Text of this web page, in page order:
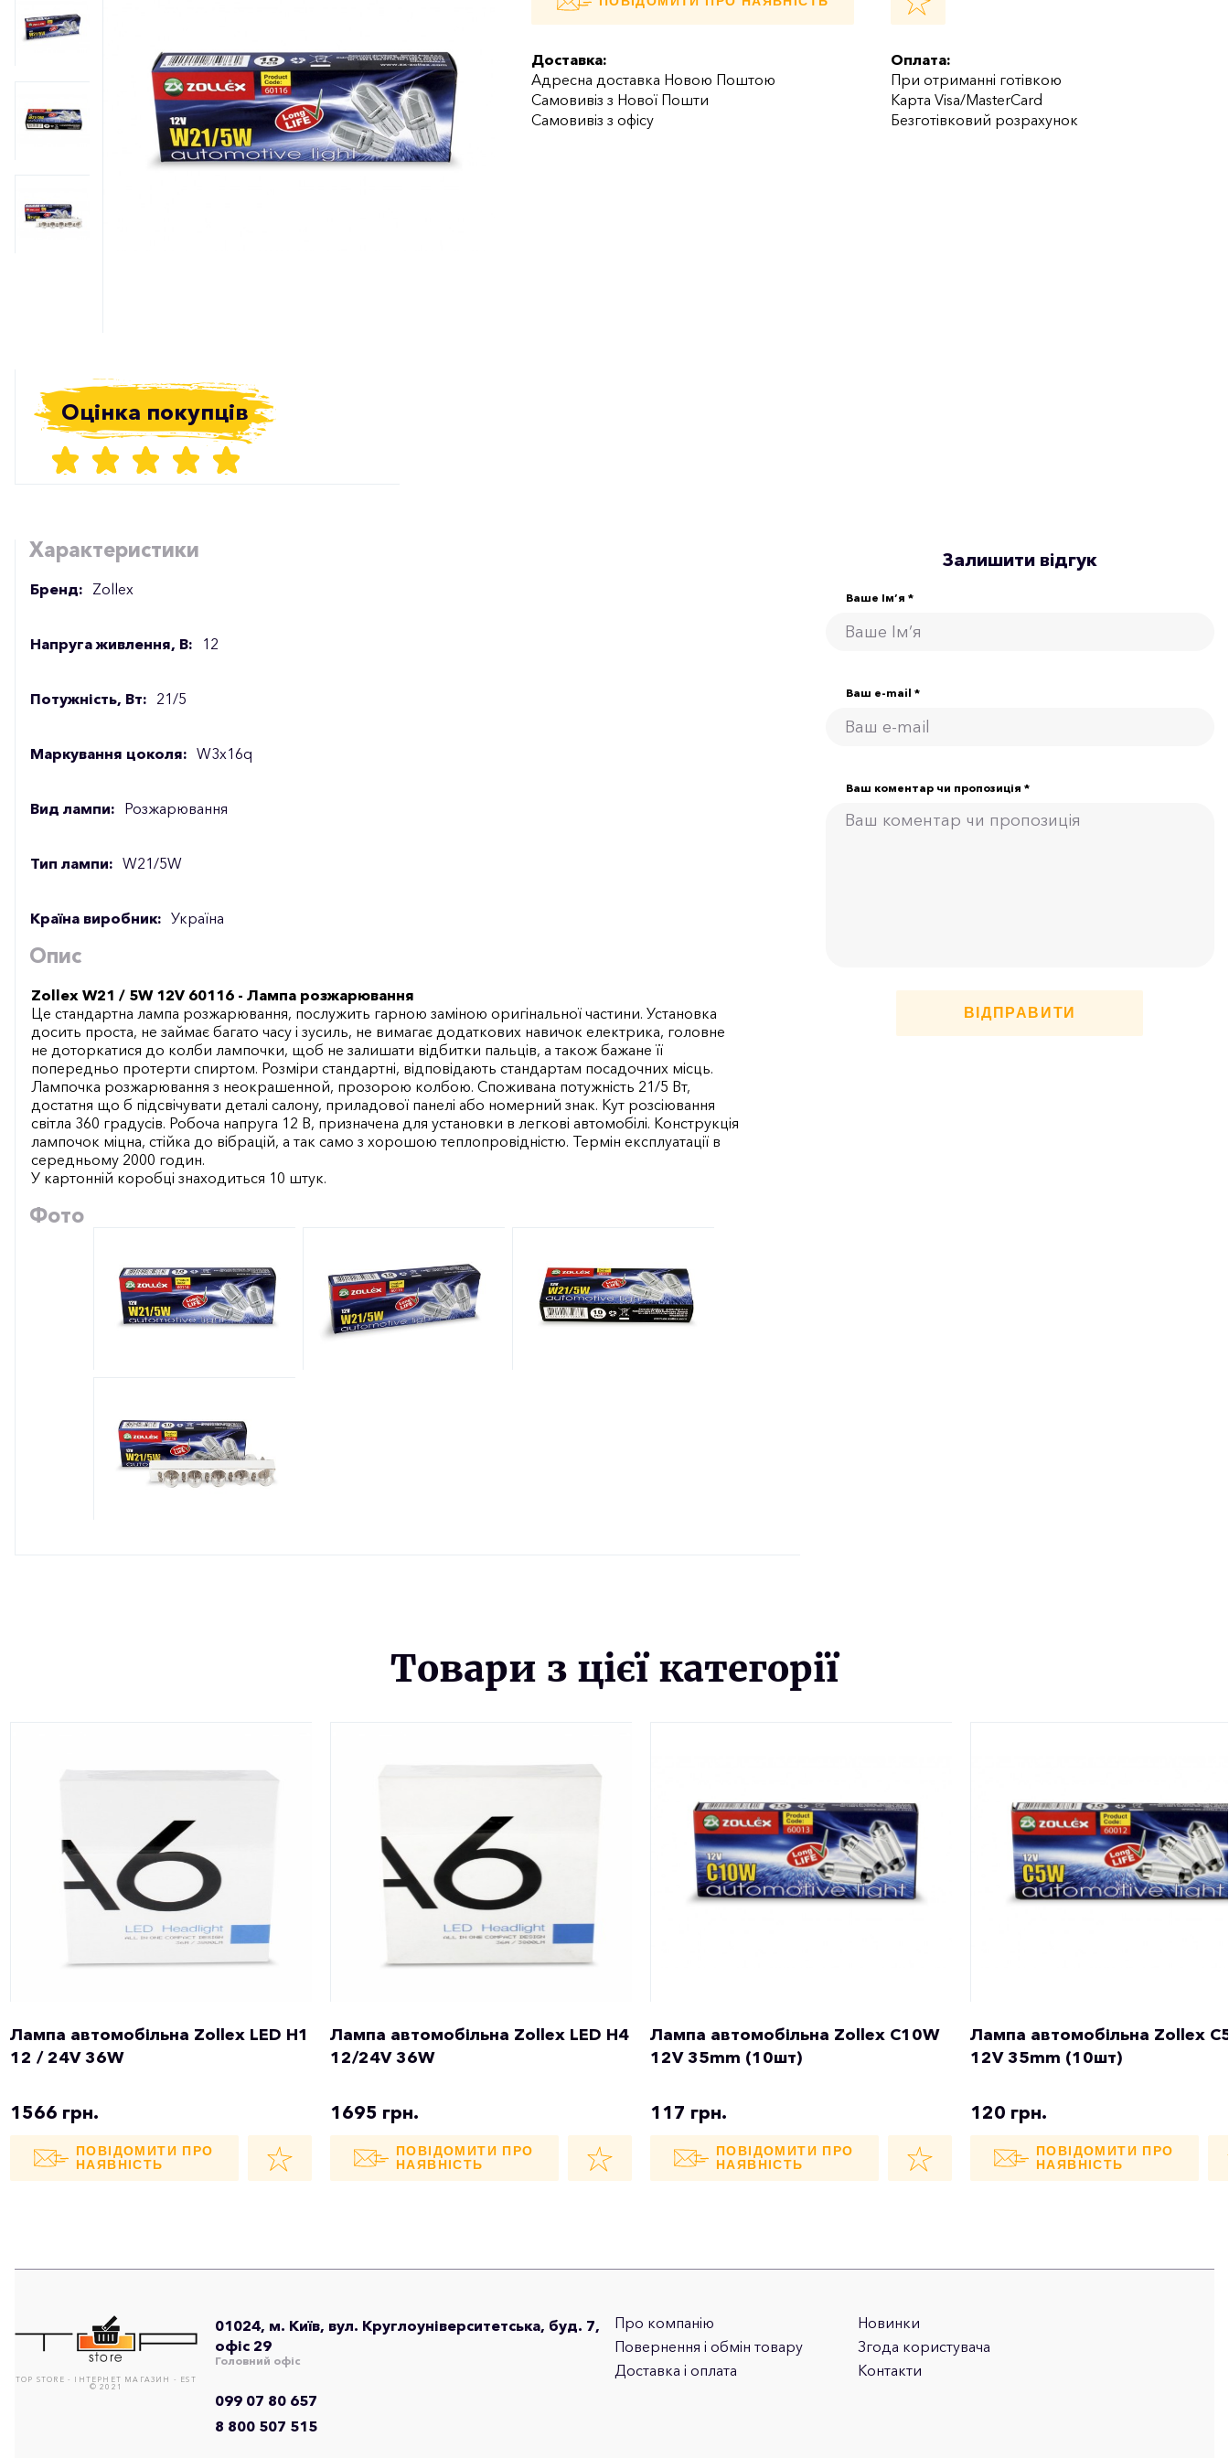
Доставка:
Адресна доставка Новою Поштою
Самовивіз з Нової Пошти
Самовивіз з офісу
Оплата:
При отриманні готівкою
Карта Visa/MasterCard
Безготівковий розрахунок
Оцінка покупців
Характеристики
Бренд: Zollex
Напруга живлення, В: 12
Потужність, Вт: 21/5
Маркування цоколя: W3x16q
Вид лампи: Розжарювання
Тип лампи: W21/5W
Країна виробник: Україна
Опис
Zollex W21 / 5W 12V 60116 - Лампа розжарювання
Це стандартна лампа розжарювання, послужить гарною заміною оригінальної частини. Установка
досить проста, не займає багато часу і зусиль, не вимагає додаткових навичок електрика, головне
не доторкатися до колби лампочки, щоб не залишати відбитки пальців, а також бажане її
попередньо протерти спиртом. Розміри стандартні, відповідають стандартам посадочних місць.
Лампочка розжарювання з неокрашенной, прозорою колбою. Споживана потужність 21/5 Вт,
достатня що б підсвічувати деталі салону, приладової панелі або номерний знак. Кут розсіювання
світла 360 градусів. Робоча напруга 12 В, призначена для установки в легкові автомобілі. Конструкція
лампочок міцна, стійка до вібрацій, а так само з хорошою теплопровідністю. Термін експлуатації в
середньому 2000 годин.
У картонній коробці знаходиться 10 штук.
Фото
Залишити відгук
Ваше Ім’я *
Ваш e-mail *
Ваш коментар чи пропозиція *
ВІДПРАВИТИ
Товари з цієї категорії
Лампа автомобільна Zollex LED H1
12 / 24V 36W
1566 грн.
ПОВІДОМИТИ ПРО
НАЯВНІСТЬ
Лампа автомобільна Zollex LED H4
12/24V 36W
1695 грн.
ПОВІДОМИТИ ПРО
НАЯВНІСТЬ
Лампа автомобільна Zollex C10W
12V 35mm (10шт)
117 грн.
ПОВІДОМИТИ ПРО
НАЯВНІСТЬ
Лампа автомобільна Zollex
12V 35mm (10шт)
120 грн.
ПОВІДОМИТИ ПРО
НАЯВНІСТЬ
TOP STORE - ІНТЕРНЕТ МАГАЗИН - EST
© 2021
01024, м. Київ, вул. Круглоуніверситетська, буд. 7,
офіс 29
Головний офіс
099 07 80 657
8 800 507 515
Про компанію
Повернення і обмін товару
Доставка і оплата
Новинки
Згода користувача
Контакти